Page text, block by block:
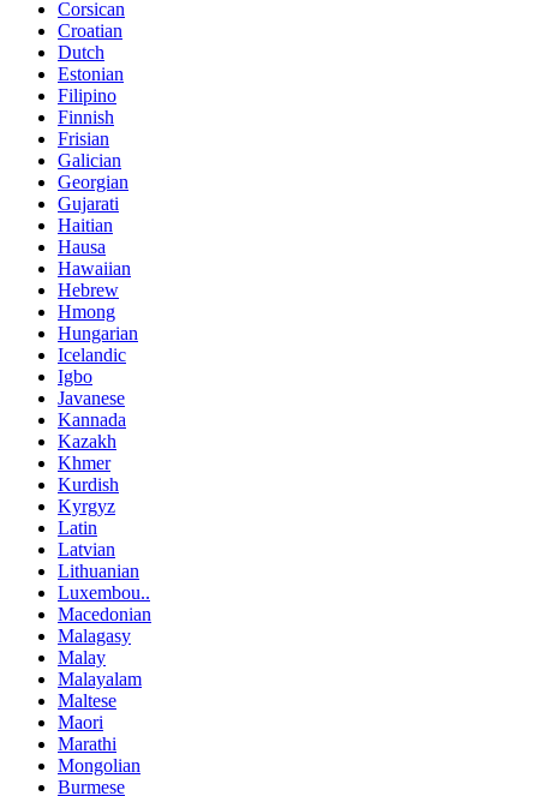
Corsican
Croatian
Dutch
Estonian
Filipino
Finnish
Frisian
Galician
Georgian
Gujarati
Haitian
Hausa
Hawaiian
Hebrew
Hmong
Hungarian
Icelandic
Igbo
Javanese
Kannada
Kazakh
Khmer
Kurdish
Kyrgyz
Latin
Latvian
Lithuanian
Luxembou..
Macedonian
Malagasy
Malay
Malayalam
Maltese
Maori
Marathi
Mongolian
Burmese